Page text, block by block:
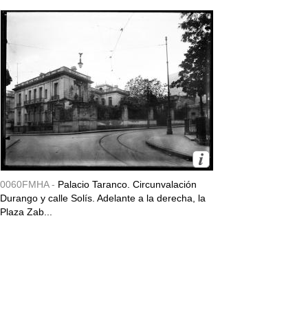
0060FMHA - Palacio Taranco. Circunvalación
Durango y calle Solís. Adelante a la derecha, la
Plaza Zab...